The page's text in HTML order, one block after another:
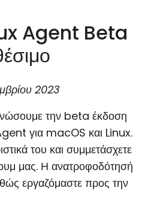
Agent Beta
2023
την beta έκδοση
για macOS και Linux.
του και συμμετάσχετε
μας. Η ανατροφοδότησή
εργαζόμαστε προς την